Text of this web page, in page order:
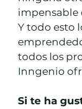
impensable
Y todo esto
todos los
Inngenio
Si te ha